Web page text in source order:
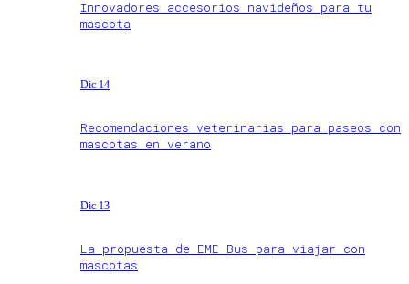
Innovadores accesorios navideños para tu
mascota
Dic 14
Recomendaciones veterinarias para paseos con
mascotas en verano
Dic 13
La propuesta de EME Bus para viajar con
mascotas